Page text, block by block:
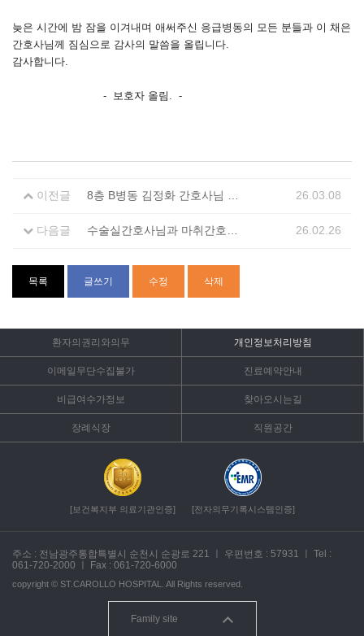
늦은 시간에 밤 잠을 이겨내며 애써주신 응급병동의 모든 분들과 이 채은
간호사님께 짐심으로 감사의 말씀을 올립니다.
감사합니다.
- 보호자 올림. -
이전글 8층 B병동 김정화 간호사님 칭찬합니다. 26.03.08
다음글 수술실간호사님과 마취간호사님 최고 26.02.26
목록 글쓰기 수정 삭제
환자의권리와의무 개인정보처리방침
이메일무단수집불가 진료예약안내
비급여수가정보 찾아오시는길
장례식장 직원공간
[보건복지부 의료기관인증] [전자의무기록시스템인증]
Family site
주소 : 전남광주통합특별시 순천시 순광로 221 우편번호 : 57931
Tel :
061-720-2000
Fax : 061-720-6000
copyright © ST.CAROLLO HOSPITAL. All Rights reserved.